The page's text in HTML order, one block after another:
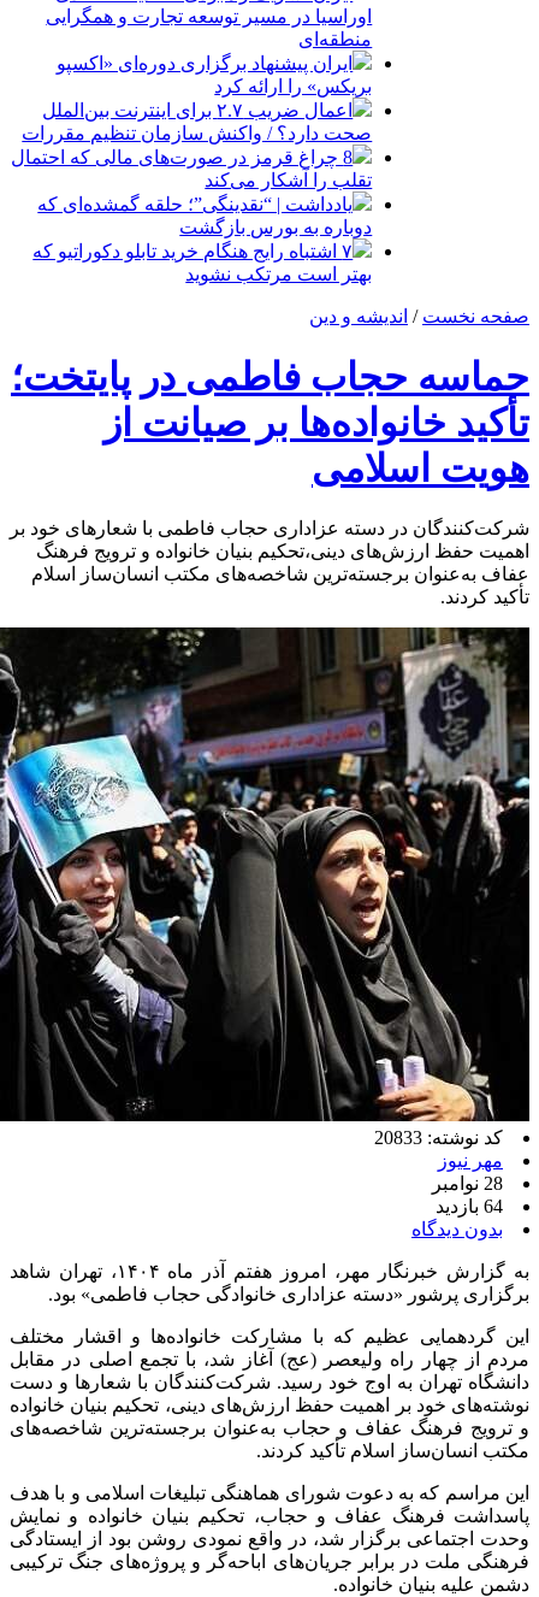
اوراسیا در مسیر توسعه تجارت و همگرایی
منطقه‌ای
ایران پیشنهاد برگزاری دوره‌ای «اکسپو
بریکس» را ارائه کرد
اعمال ضریب ۲.۷ برای اینترنت بین‌الملل
صحت دارد؟ / واکنش سازمان تنظیم مقررات
8 چراغ قرمز در صورت‌های مالی که احتمال
تقلب را آشکار می‌کند
یادداشت | “نقدینگی”؛ حلقه گمشده‌ای که
دوباره به بورس بازگشت
۷ اشتباه رایج هنگام خرید تابلو دکوراتیو که
بهتر است مرتکب نشوید
صفحه نخست / اندیشه و دین
حماسه حجاب فاطمی در پایتخت؛
تأکید خانواده‌ها بر صیانت از
هویت اسلامی
شرکت‌کنندگان در دسته عزاداری حجاب فاطمی با شعارهای خود بر
اهمیت حفظ ارزش‌های دینی،تحکیم بنیان خانواده و ترویج فرهنگ
عفاف به‌عنوان برجسته‌ترین شاخصه‌های مکتب انسان‌ساز اسلام
تأکید کردند.
کد نوشته: 20833
مهر نیوز
28 نوامبر
64 بازدید
بدون دیدگاه
به گزارش خبرنگار مهر، امروز هفتم آذر ماه ۱۴۰۴، تهران شاهد
برگزاری پرشور «دسته عزاداری خانوادگی حجاب فاطمی» بود.
این گردهمایی عظیم که با مشارکت خانواده‌ها و اقشار مختلف
مردم از چهار راه ولیعصر (عج) آغاز شد، با تجمع اصلی در مقابل
دانشگاه تهران به اوج خود رسید. شرکت‌کنندگان با شعارها و دست
نوشته‌های خود بر اهمیت حفظ ارزش‌های دینی، تحکیم بنیان خانواده
و ترویج فرهنگ عفاف و حجاب به‌عنوان برجسته‌ترین شاخصه‌های
مکتب انسان‌ساز اسلام تأکید کردند.
این مراسم که به دعوت شورای هماهنگی تبلیغات اسلامی و با هدف
پاسداشت فرهنگ عفاف و حجاب، تحکیم بنیان خانواده و نمایش
وحدت اجتماعی برگزار شد، در واقع نمودی روشن بود از ایستادگی
فرهنگی ملت در برابر جریان‌های اباحه‌گر و پروژه‌های جنگ ترکیبی
دشمن علیه بنیان خانواده.